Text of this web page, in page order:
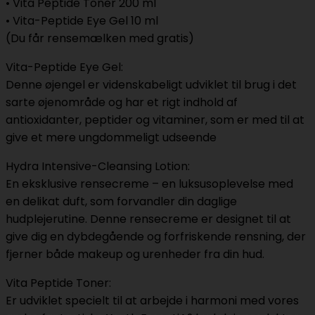
• Vita Peptide Toner 200 ml
• Vita-Peptide Eye Gel 10 ml
(Du får rensemælken med gratis)
Vita-Peptide Eye Gel:
Denne øjengel er videnskabeligt udviklet til brug i det
sarte øjenområde og har et rigt indhold af
antioxidanter, peptider og vitaminer, som er med til at
give et mere ungdommeligt udseende
Hydra Intensive-Cleansing Lotion:
En eksklusive rensecreme – en luksusoplevelse med
en delikat duft, som forvandler din daglige
hudplejerutine. Denne rensecreme er designet til at
give dig en dybdegående og forfriskende rensning, der
fjerner både makeup og urenheder fra din hud.
Vita Peptide Toner:
Er udviklet specielt til at arbejde i harmoni med vores